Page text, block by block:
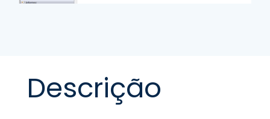
Descrição